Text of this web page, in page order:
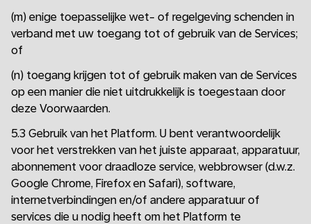
(m) enige toepasselijke wet- of regelgeving schenden in
verband met uw toegang tot of gebruik van de Services;
of
(n) toegang krijgen tot of gebruik maken van de Services
op een manier die niet uitdrukkelijk is toegestaan door
deze Voorwaarden.
5.3 Gebruik van het Platform. U bent verantwoordelijk
voor het verstrekken van het juiste apparaat, apparatuur,
abonnement voor draadloze service, webbrowser (d.w.z.
Google Chrome, Firefox en Safari), software,
internetverbindingen en/of andere apparatuur of
services die u nodig heeft om het Platform te